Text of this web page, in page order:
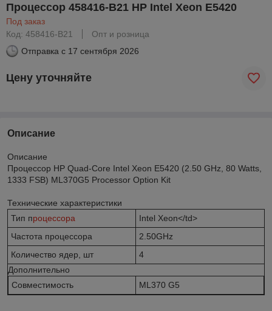
Процессор 458416-B21 HP Intel Xeon E5420
Под заказ
Код: 458416-B21
Опт и розница
Отправка с 17 сентября 2026
Цену уточняйте
Описание
Описание
Процессор HP Quad-Core Intel Xeon E5420 (2.50 GHz, 80 Watts,
1333 FSB) ML370G5 Processor Option Kit
Технические характеристики
Тип процессора
Intel Xeon</td>
Частота процессора
2.50GHz
Количество ядер, шт
4
Дополнительно
Совместимость
ML370 G5